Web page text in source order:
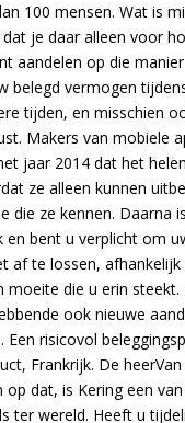
100 mensen. Wat is
je daar alleen voor
aandelen op die manier
belegd vermogen
tijden, en misschien
Makers van mobiele
jaar 2014 dat het
ze alleen kunnen
die ze kennen. Daarna
en bent u verplicht om
af te lossen, afhankelijk
moeite die u erin steekt.
ook nieuwe
Een risicovol
Frankrijk. De
dat, is Kering een
ter wereld. Heeft u